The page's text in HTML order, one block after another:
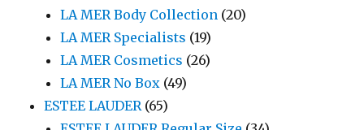
LA MER Body Collection (20)
LA MER Specialists (19)
LA MER Cosmetics (26)
LA MER No Box (49)
ESTEE LAUDER (65)